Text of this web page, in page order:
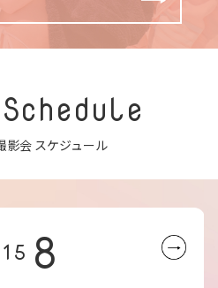
影会 スケジュール
8